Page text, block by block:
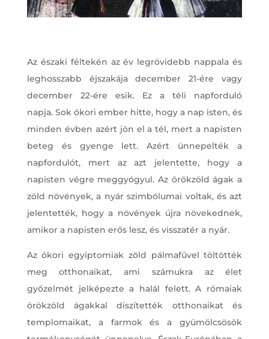
Az északi féltekén az év legrövidebb nappala és
leghosszabb éjszakája december 21-ére vagy
december 22-ére esik. Ez a téli napforduló
napja. Sok ókori ember hitte, hogy a nap isten, és
minden évben azért jön el a tél, mert a napisten
beteg és gyenge lett. Azért ünnepelték a
napfordulót, mert az azt jelentette, hogy a
napisten végre meggyógyul. Az örökzöld ágak a
zöld növények, a nyár szimbólumai voltak, és azt
jelentették, hogy a növények újra növekednek,
amikor a napisten erős lesz, és visszatér a nyár.
Az ókori egyiptomiak zöld pálmafűvel töltötték
meg otthonaikat, ami számukra az élet
győzelmét jelképezte a halál felett. A rómaiak
örökzöld ágakkal díszítették otthonaikat és
templomaikat, a farmok és a gyümölcsösök